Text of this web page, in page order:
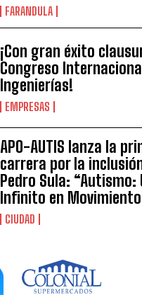
FARANDULA
¡Con gran éxito
Congreso
Ingenierías!
EMPRESAS
APO-AUTIS lanza la
carrera por la
Pedro Sula: “Autismo:
Infinito en
CIUDAD